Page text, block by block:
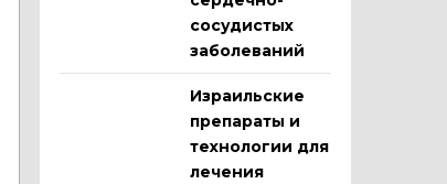
сосудистых
заболеваний
Израильские
препараты и
технологии для
лечения